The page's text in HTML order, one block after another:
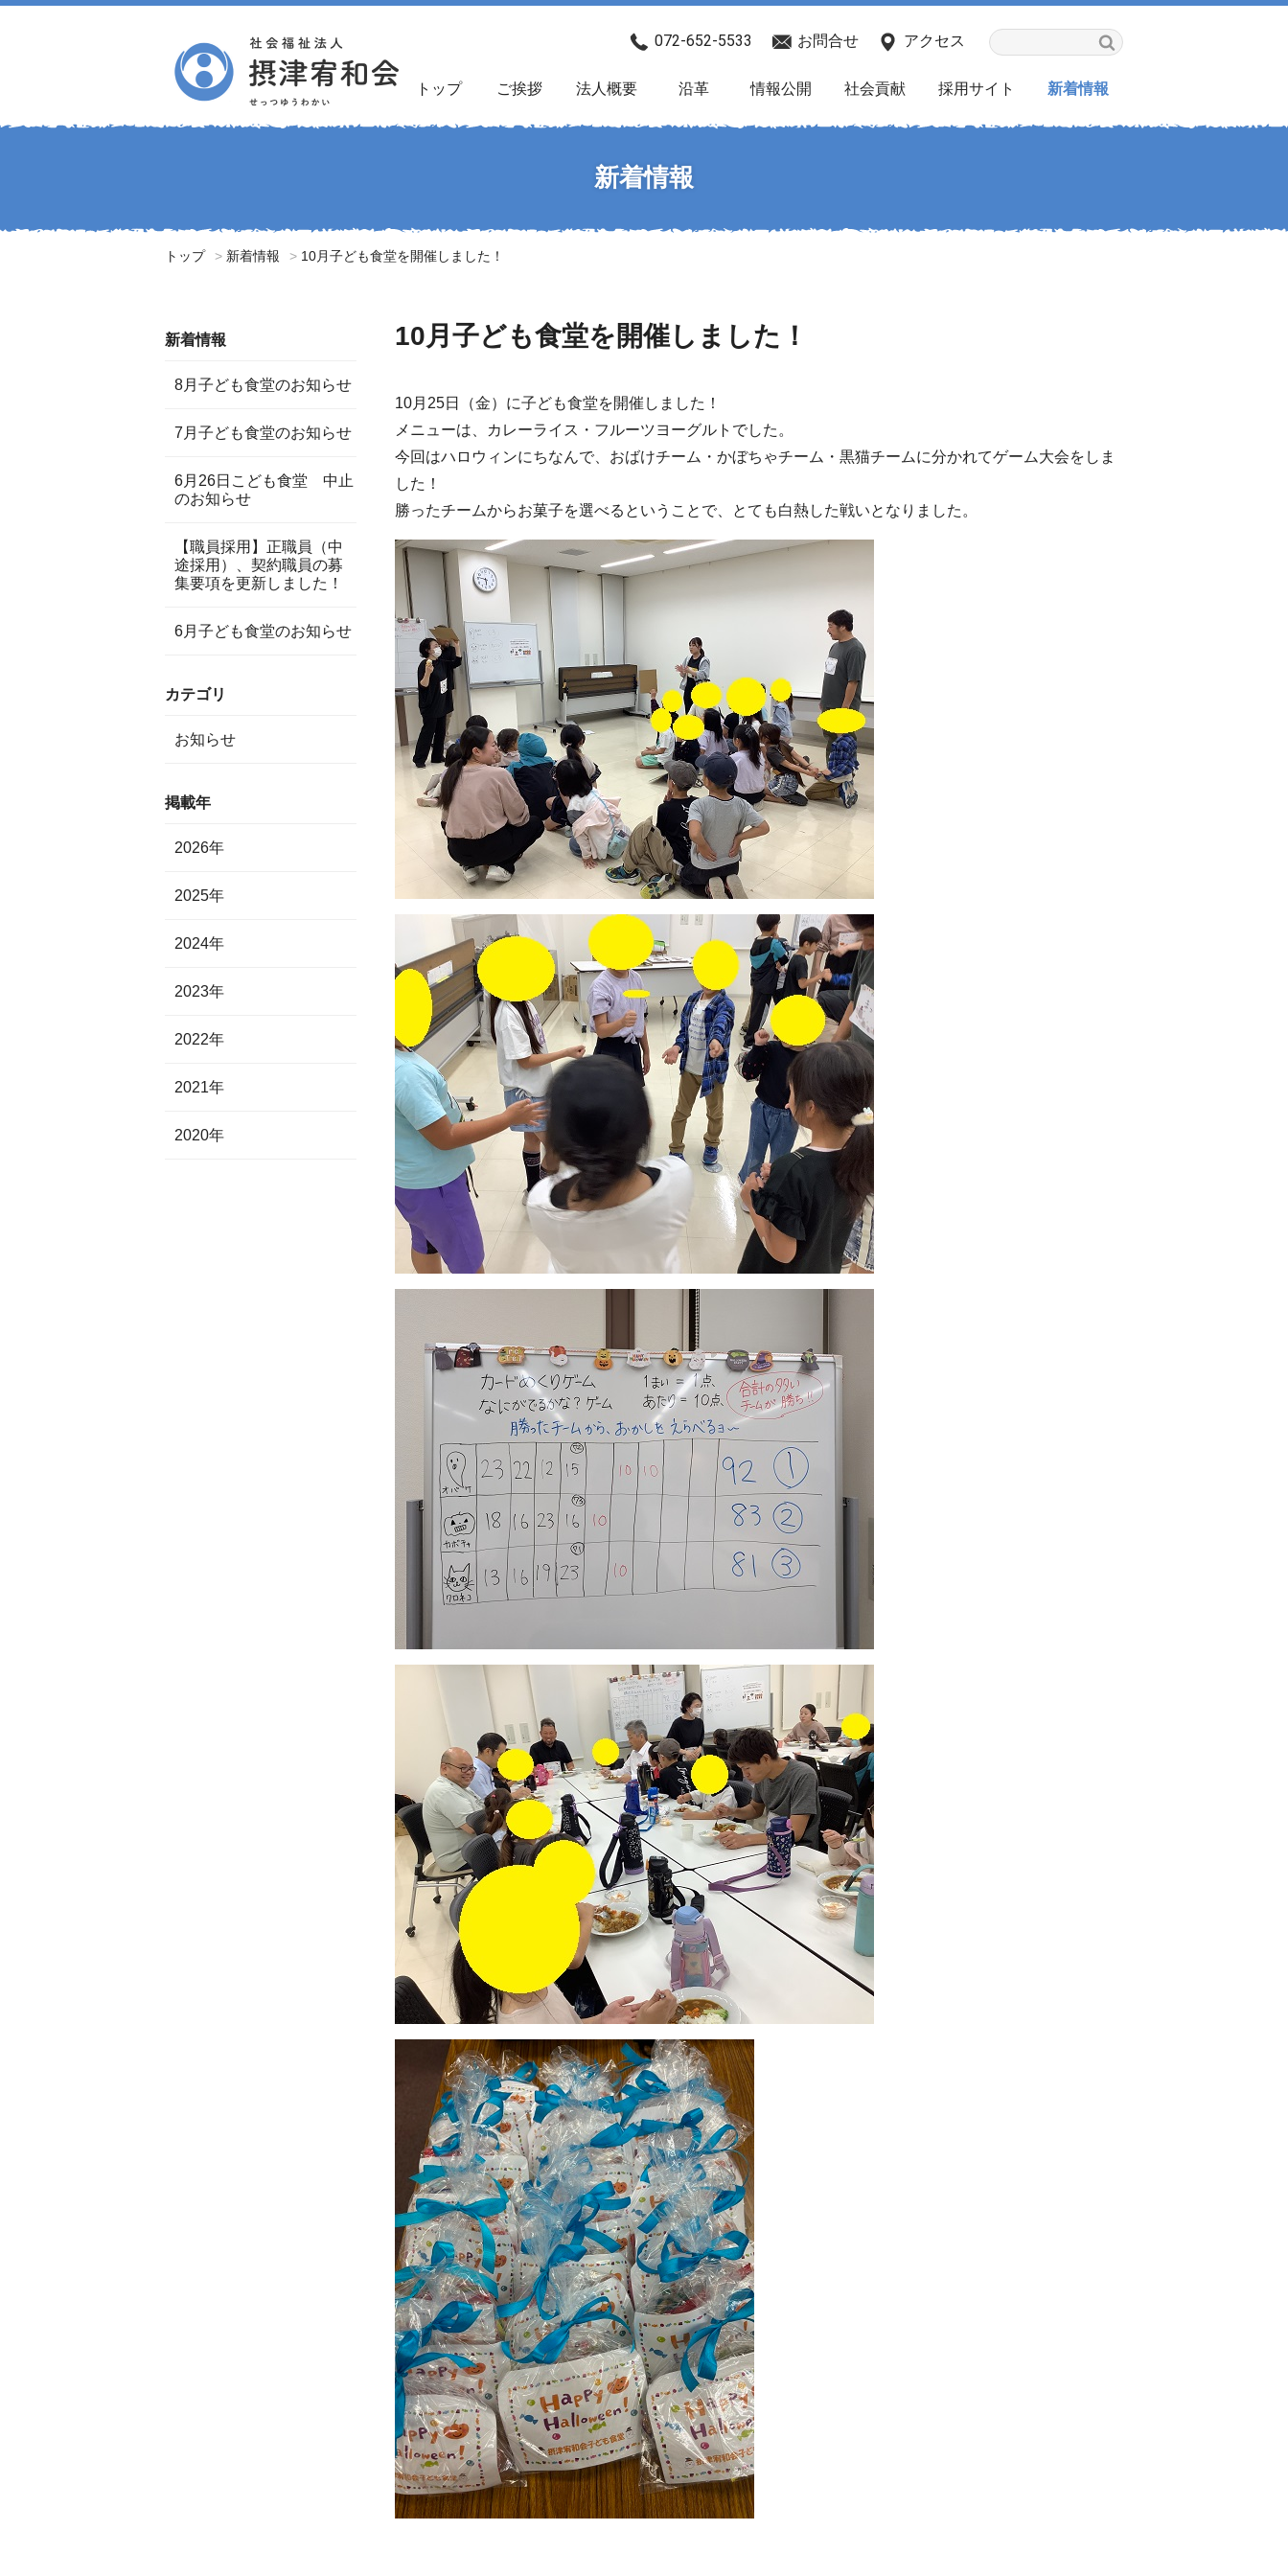
072-652-5533 お問合せ アクセス
トップ ご挨拶 法人概要 沿革 情報公開 社会貢献 採用サイト 新着情報
新着情報
トップ 新着情報 10月子ども食堂を開催しました！
10月子ども食堂を開催しました！
10月25日（金）に子ども食堂を開催しました！
メニューは、カレーライス・フルーツヨーグルトでした。
今回はハロウィンにちなんで、おばけチーム・かぼちゃチーム・黒猫チームに分かれてゲーム大会をしま
した！
勝ったチームからお菓子を選べるということで、とても白熱した戦いとなりました。
新着情報
8月子ども食堂のお知らせ
7月子ども食堂のお知らせ
6月26日こども食堂 中止
のお知らせ
【職員採用】正職員（中
途採用）、契約職員の募
集要項を更新しました！
6月子ども食堂のお知らせ
カテゴリ
お知らせ
掲載年
2026年
2025年
2024年
2023年
2022年
2021年
2020年